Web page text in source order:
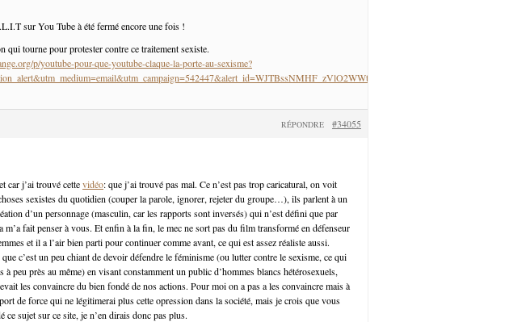
sur You Tube à été fermé encore une fois !
qui tourne pour protester contre ce traitement sexiste.
p/youtube-pour-que-youtube-claque-la-porte-au-sexisme?
#34055
RÉPONDRE
car j’ai trouvé cettevidéo: que j’ai trouvé pas mal. Ce n’est pas trop caricatural, on voit
sexistes du quotidien (couper la parole, ignorer, rejeter du groupe…), ils parlent à un
d’un personnage (masculin, car les rapports sont inversés) qui n’est défini que par
m’a fait penser à vous. Et enfin à la fin, le mec ne sort pas du film transformé en défenseur
et il a l’air bien parti pour continuer comme avant, ce qui est assez réaliste aussi.
c’est un peu chiant de devoir défendre le féminisme (ou lutter contre le sexisme, ce qui
à peu près au même) en visant constamment un public d’hommes blancs hétérosexuels,
les convaincre du bien fondé de nos actions. Pour moi on a pas a les convaincre mais à
de force qui ne légitimerai plus cette opression dans la société, mais je crois que vous
ce sujet sur ce site, je n’en dirais donc pas plus.